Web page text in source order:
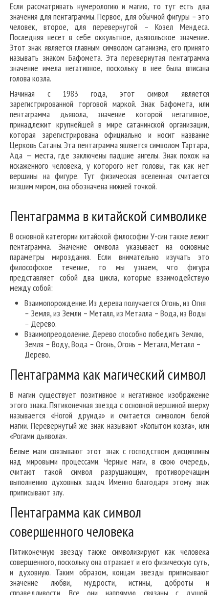
Если рассматривать нумерологию и магию, то тут есть два
значения для пентаграммы. Первое, для обычной фигуры – это
человек, второе, для перевернутой – Козел Мендеса.
Последняя несет в себе оккультное, дьявольское значение.
Этот знак является главным символом сатанизма, его принято
называть знаком Бафомета. Эта перевернутая пентаграмма
значение имела негативное, поскольку в нее была вписана
голова козла.
Начиная с 1983 года, этот символ является
зарегистрированной торговой маркой. Знак Бафомета, или
пентаграмма дьявола, значение которой негативное,
принадлежит крупнейшей в мире сатанинской организации,
которая зарегистрирована официально и носит название
Церковь Сатаны. Эта пентаграмма является символом Тартара,
Ада — места, где заключены падшие ангелы. Знак похож на
искаженного человека, у которого нет головы, так как нет
вершины на фигуре. Тут физическая вселенная считается
низшим миром, она обозначена нижней точкой.
Пентаграмма в китайской символике
В основной категории китайской философии У-син также лежит
пентаграмма. Значение символа указывает на основные
параметры мироздания. Если внимательно изучать это
философское течение, то мы узнаем, что фигура
представляет собой два цикла, которые взаимодействую
между собой:
Взаимопорождение. Из дерева получается Огонь, из Огня
– Земля, из Земли – Металл, из Металла – Вода, из Воды
– Дерево.
Взаимопреодоление. Дерево способно победить Землю,
Земля – Воду, Вода – Огонь, Огонь – Металл, Металл –
Дерево.
Пентаграмма как магический символ
В магии существует позитивное и негативное изображение
этого знака. Пятиконечная звезда с основной вершиной вверху
называется «Ногой друида» и считается символом белой
магии. Перевернутый же знак называют «Копытом козла», или
«Рогами дьявола».
Белые маги связывают этот знак с господством дисциплины
над мировыми процессами. Черные маги, в свою очередь,
считают такой символ разрушающим, противоречащим
выполнению духовных задач. Именно благодаря этому знак
приписывают злу.
Пентаграмма как символ
совершенного человека
Пятиконечную звезду также символизируют как человека
совершенного, поскольку она отражает и его физическую суть,
и духовную. Таким образом, концам звезды приписывают
значение любви, мудрости, истины, доброты и